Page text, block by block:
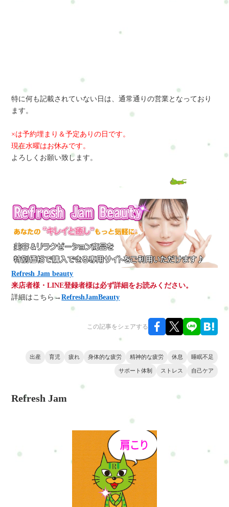
特に何も記載されていない日は、通常通りの営業となっており
ます。
×は予約埋まり＆予定ありの日です。
現在水曜はお休みです。
よろしくお願い致します。
Refresh Jam beauty
来店者様・LINE登録者様は必ず詳細をお読みください。
詳細はこちら→RefreshJamBeauty
この記事をシェアする
出産 育児 疲れ 身体的な疲労 精神的な疲労 休息 睡眠不足
サポート体制 ストレス 自己ケア
Refresh Jam